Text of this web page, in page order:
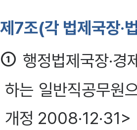
제7조(각 법제국장·
① 행정법제국장·
하는 일반직공무원
개정 2008·12·31>